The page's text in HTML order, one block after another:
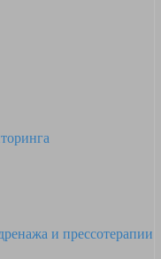
и прессотерапии